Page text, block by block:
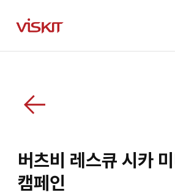
버츠비 레스큐 시카
캠페인